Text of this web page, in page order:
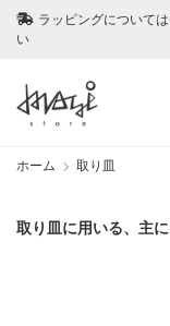
ラッピングについて
い
ホーム 取り皿
取り皿に用いる、主